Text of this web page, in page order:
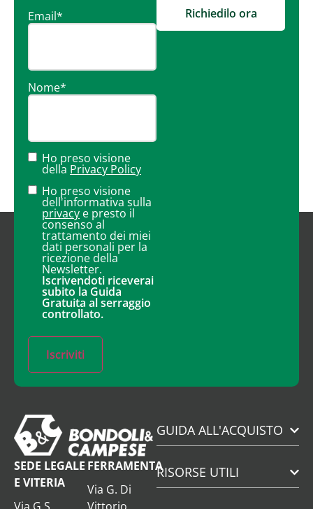
Email*
Nome*
Ho preso visione
della Privacy Policy
Ho preso visione
dell'informativa sulla
privacy e presto il
consenso al
trattamento dei miei
dati personali per la
ricezione della
Newsletter.
Iscrivendoti riceverai
subito la Guida
Gratuita al serraggio
controllato.
Iscriviti
Richiedilo ora
SEDE LEGALE
E VITERIA
Via G.S.
FERRAMENTA
Via G. Di
Vittorio
GUIDA ALL'ACQUISTO
RISORSE UTILI